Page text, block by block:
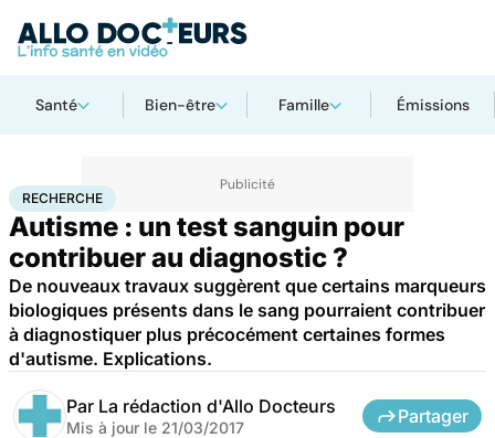
Santé Bien-être Famille Émissions
AccueilSantéMaladies Recherche
RECHERCHE
Autisme : un test sanguin pour
contribuer au diagnostic ?
De nouveaux travaux suggèrent que certains marqueurs
biologiques présents dans le sang pourraient contribuer
à diagnostiquer plus précocément certaines formes
d'autisme. Explications.
Par La rédaction d'Allo Docteurs
Mis à jour le 21/03/2017
Partager